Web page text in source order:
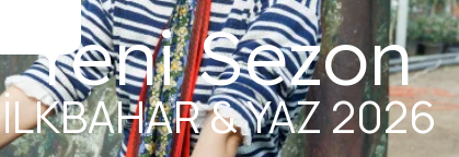
Yeni Sezon
İLKBAHAR & YAZ 2026